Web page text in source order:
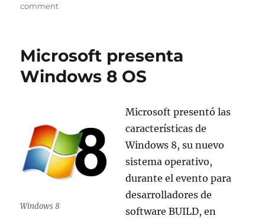
commenton
de
Windows
8
para
Plug-
ins
Microsoft presenta
Windows 8 OS
Windows 8
Microsoft presentó las
características de
Windows 8, su nuevo
sistema operativo,
durante el evento para
desarrolladores de
software BUILD, en